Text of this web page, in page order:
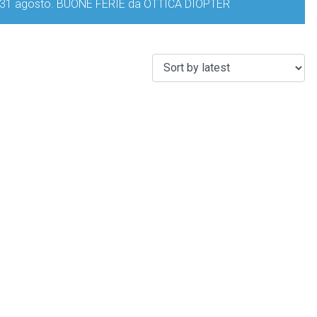
BUONE FERIE da OTTICA DIOPTER